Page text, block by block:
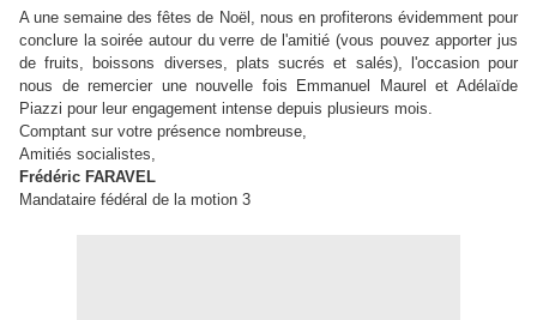
A une semaine des fêtes de Noël, nous en profiterons évidemment pour
conclure la soirée autour du verre de l'amitié (vous pouvez apporter jus
de fruits, boissons diverses, plats sucrés et salés), l'occasion pour
nous de remercier une nouvelle fois Emmanuel Maurel et Adélaïde
Piazzi pour leur engagement intense depuis plusieurs mois.
Comptant sur votre présence nombreuse,
Amitiés socialistes,
Frédéric FARAVEL
Mandataire fédéral de la motion 3